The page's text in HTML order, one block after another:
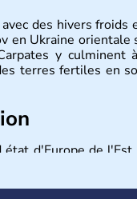
des hivers froids
en Ukraine orientale
y culminent
terres fertiles en
d'Europe de